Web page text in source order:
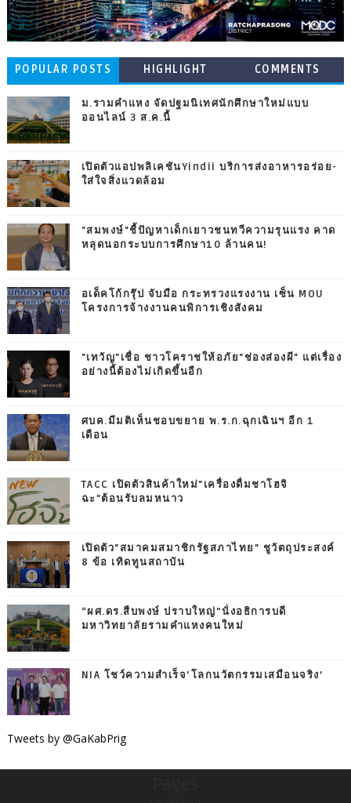
POPULAR POSTS HIGHLIGHT COMMENTS
ม.รามคำแหง จัดปฐมนิเทศนักศึกษาใหม่แบบ
ออนไลน์ 3 ส.ค.นี้
เปิดตัวแอปพลิเคชันYindii บริการส่งอาหารอร่อย-
ใส่ใจสิ่งแวดล้อม
"สมพงษ์"ชี้ปัญหาเด็กเยาวชนทวีความรุนแรง คาด
หลุดนอกระบบการศึกษา10 ล้านคน!
อเด็คโก้กรุ๊ป จับมือ กระทรวงแรงงาน เซ็น MOU
โครงการจ้างงานคนพิการเชิงสังคม
"เทวัญ"เชื่อ ชาวโคราชให้อภัย"ช่องส่องผี" แต่เรื่อง
อย่างนี้ต้องไม่เกิดขึ้นอีก
ศบค.มีมติเห็นชอบขยาย พ.ร.ก.ฉุกเฉินฯ อีก 1
เดือน
TACC เปิดตัวสินค้าใหม่"เครื่องดื่มชาโฮจิ
ฉะ"ต้อนรับลมหนาว
เปิดตัว"สมาคมสมาชิกรัฐสภาไทย" ชูวัตถุประสงค์
8 ข้อ เทิดทูนสถาบัน
“ผศ.ดร.สืบพงษ์ ปราบใหญ่”นั่งอธิการบดี
มหาวิทยาลัยรามคำแหงคนใหม่
NIA โชว์ความสำเร็จ‘โลกนวัตกรรมเสมือนจริง’
Tweets by @GaKabPrig